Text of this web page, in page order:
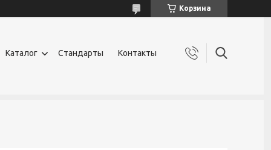
Корзина
Каталог Стандарты Контакты